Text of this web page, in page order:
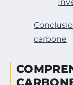
carbone